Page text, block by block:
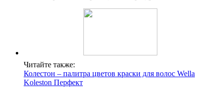
Читайте также:
Колестон – палитра цветов краски для волос Wella
Koleston Перфект